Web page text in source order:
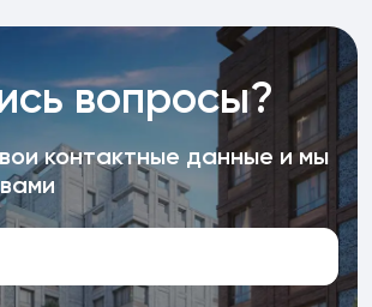
вопросы?
контактные данные и мы